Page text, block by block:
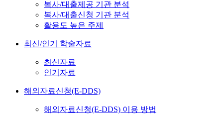
복사/대출제공 기관 분석
복사/대출신청 기관 분석
활용도 높은 주제
최신/인기 학술자료
최신자료
인기자료
해외자료신청(E-DDS)
해외자료신청(E-DDS) 이용 방법